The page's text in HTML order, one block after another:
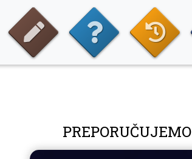
PREPORUČUJEMO